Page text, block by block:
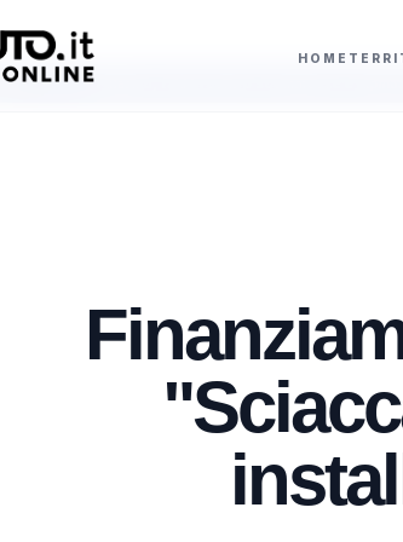
HOME
raid in centro scommesse e rapinatori in fuga